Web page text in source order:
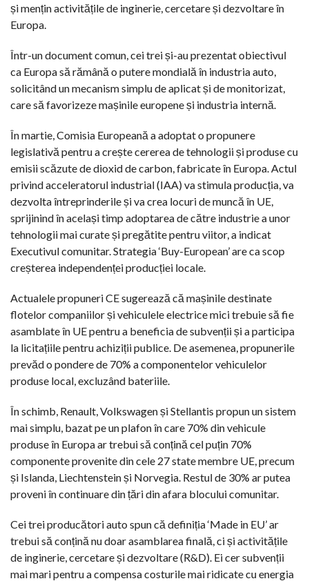
și mențin activitățile de inginerie, cercetare și dezvoltare în
Europa.
Într-un document comun, cei trei și-au prezentat obiectivul
ca Europa să rămână o putere mondială în industria auto,
solicitând un mecanism simplu de aplicat și de monitorizat,
care să favorizeze mașinile europene și industria internă.
În martie, Comisia Europeană a adoptat o propunere
legislativă pentru a crește cererea de tehnologii și produse cu
emisii scăzute de dioxid de carbon, fabricate în Europa. Actul
privind acceleratorul industrial (IAA) va stimula producția, va
dezvolta întreprinderile și va crea locuri de muncă în UE,
sprijinind în același timp adoptarea de către industrie a unor
tehnologii mai curate și pregătite pentru viitor, a indicat
Executivul comunitar. Strategia ‘Buy-European’ are ca scop
creșterea independenței producției locale.
Actualele propuneri CE sugerează că mașinile destinate
flotelor companiilor și vehiculele electrice mici trebuie să fie
asamblate în UE pentru a beneficia de subvenții și a participa
la licitațiile pentru achiziții publice. De asemenea, propunerile
prevăd o pondere de 70% a componentelor vehiculelor
produse local, excluzând bateriile.
În schimb, Renault, Volkswagen și Stellantis propun un sistem
mai simplu, bazat pe un plafon în care 70% din vehicule
produse în Europa ar trebui să conțină cel puțin 70%
componente provenite din cele 27 state membre UE, precum
și Islanda, Liechtenstein și Norvegia. Restul de 30% ar putea
proveni în continuare din țări din afara blocului comunitar.
Cei trei producători auto spun că definiția ‘Made in EU’ ar
trebui să conțină nu doar asamblarea finală, ci și activitățile
de inginerie, cercetare și dezvoltare (R&D). Ei cer subvenții
mai mari pentru a compensa costurile mai ridicate cu energia